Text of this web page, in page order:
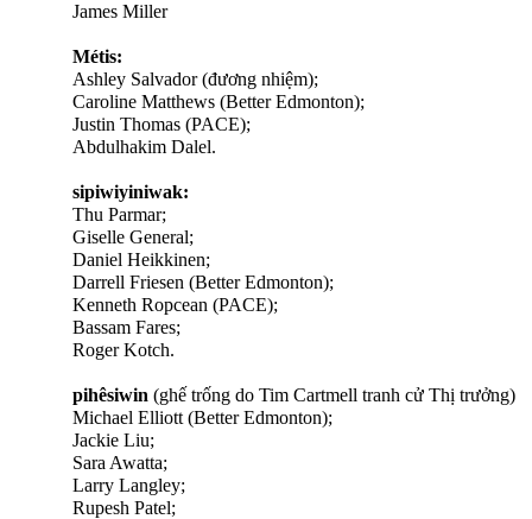
James Miller
Métis:
Ashley Salvador (đương nhiệm);
Caroline Matthews (Better Edmonton);
Justin Thomas (PACE);
Abdulhakim Dalel.
sipiwiyiniwak:
Thu Parmar;
Giselle General;
Daniel Heikkinen;
Darrell Friesen (Better Edmonton);
Kenneth Ropcean (PACE);
Bassam Fares;
Roger Kotch.
pihêsiwin (ghế trống do Tim Cartmell tranh cử Thị trưởng)
Michael Elliott (Better Edmonton);
Jackie Liu;
Sara Awatta;
Larry Langley;
Rupesh Patel;